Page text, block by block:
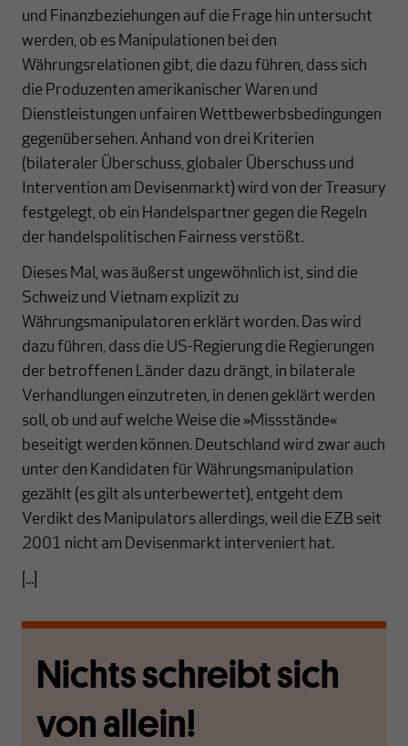
und Finanzbeziehungen auf die Frage hin untersucht
werden, ob es Manipulationen bei den
Währungsrelationen gibt, die dazu führen, dass sich
die Produzenten amerikanischer Waren und
Dienstleistungen unfairen Wettbewerbsbedingungen
gegenübersehen. Anhand von drei Kriterien
(bilateraler Überschuss, globaler Überschuss und
Intervention am Devisenmarkt) wird von der Treasury
festgelegt, ob ein Handelspartner gegen die Regeln
der handelspolitischen Fairness verstößt.
Dieses Mal, was äußerst ungewöhnlich ist, sind die
Schweiz und Vietnam explizit zu
Währungsmanipulatoren erklärt worden. Das wird
dazu führen, dass die US-Regierung die Regierungen
der betroffenen Länder dazu drängt, in bilaterale
Verhandlungen einzutreten, in denen geklärt werden
soll, ob und auf welche Weise die »Missstände«
beseitigt werden können. Deutschland wird zwar auch
unter den Kandidaten für Währungsmanipulation
gezählt (es gilt als unterbewertet), entgeht dem
Verdikt des Manipulators allerdings, weil die EZB seit
2001 nicht am Devisenmarkt interveniert hat.
[...]
Nichts schreibt sich
von allein!